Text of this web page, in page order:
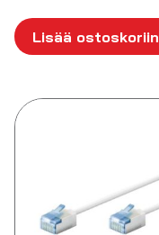
Lisää ostoskoriin